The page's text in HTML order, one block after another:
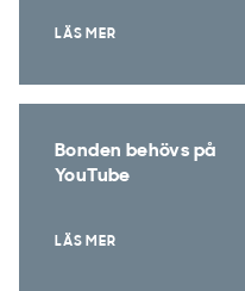
LÄS MER
Bonden behövs på
YouTube
LÄS MER